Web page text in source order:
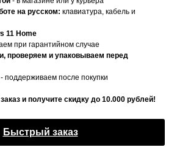
на русском: клавиатура, кабель и
11 Home
при гарантийном случае
проверяем и упаковываем перед
- поддерживаем после покупки
и получите скидку до 10.000 рублей!
Быстрый заказ